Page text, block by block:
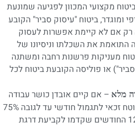
מקצועי המכוון לפגיעה שמונעת
ומוגדר, ביטוח "עיסוק סביר" הקובע
רק אם לא קיימת אפשרות לעסוק
התואמת את השכלתו וניסיונו של
מעניקות פרשנות רחבה ומשתנה
או פוליסה הקובעת ביטוח לכל
מלא – אם קיים אובדן כושר עבודה
תעסוקתי מלא, המבוטח זכאי לתגמול חודשי עד לגובה 75%
מהשכר הממוצע ב-12 החודשים שקדמו לקביעת דרגת